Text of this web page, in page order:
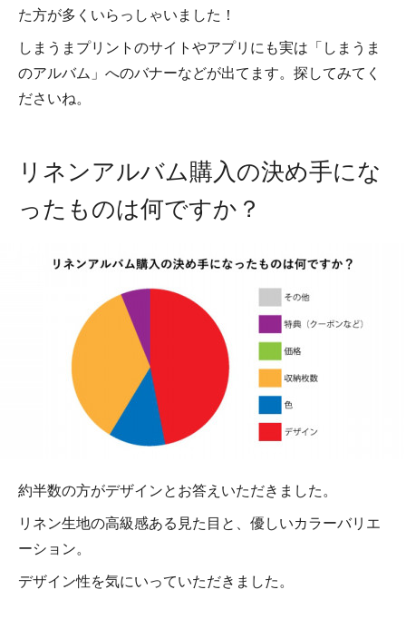
た方が多くいらっしゃいました！
しまうまプリントのサイトやアプリにも実は「しまうま
のアルバム」へのバナーなどが出てます。探してみてく
ださいね。
リネンアルバム購入の決め手にな
ったものは何ですか？
約半数の方がデザインとお答えいただきました。
リネン生地の高級感ある見た目と、優しいカラーバリエ
ーション。
デザイン性を気にいっていただきました。